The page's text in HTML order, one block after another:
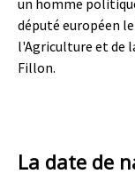
député européen
l'Agriculture et de
Fillon.
La date de